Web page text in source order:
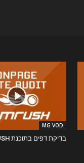
MG VOD
בדיקת דפים בתוכנת SEMRUSH